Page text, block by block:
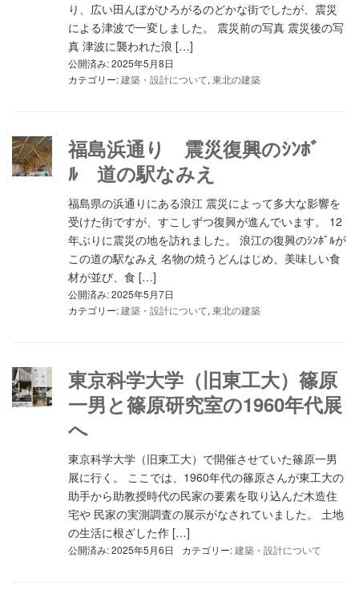
り、広い田んぼがひろがるのどかな街でしたが、震災
による津波で一変しました。 震災前の写真 震災後の写
真 津波に襲われた浪 […]
公開済み: 2025年5月8日
カテゴリー:建築・設計について, 東北の建築
福島浜通り 震災復興のｼﾝﾎﾞ
ﾙ 道の駅なみえ
福島県の浜通りにある浪江 震災によって多大な影響を
受けた街ですが、すこしずつ復興が進んでいます。 12
年ぶりに震災の地を訪れました。 浪江の復興のｼﾝﾎﾞﾙが
この道の駅なみえ 名物の焼うどんはじめ、美味しい食
材が並び、食 […]
公開済み: 2025年5月7日
カテゴリー:建築・設計について, 東北の建築
東京科学大学（旧東工大）篠原
一男と篠原研究室の1960年代展
へ
東京科学大学（旧東工大）で開催させていた篠原一男
展に行く。 ここでは、1960年代の篠原さんが東工大の
助手から助教授時代の民家の要素を取り込んだ木造住
宅や 民家の実測調査の展示がなされていました。 土地
の生活に根ざした作 […]
公開済み: 2025年5月6日 カテゴリー:建築・設計について